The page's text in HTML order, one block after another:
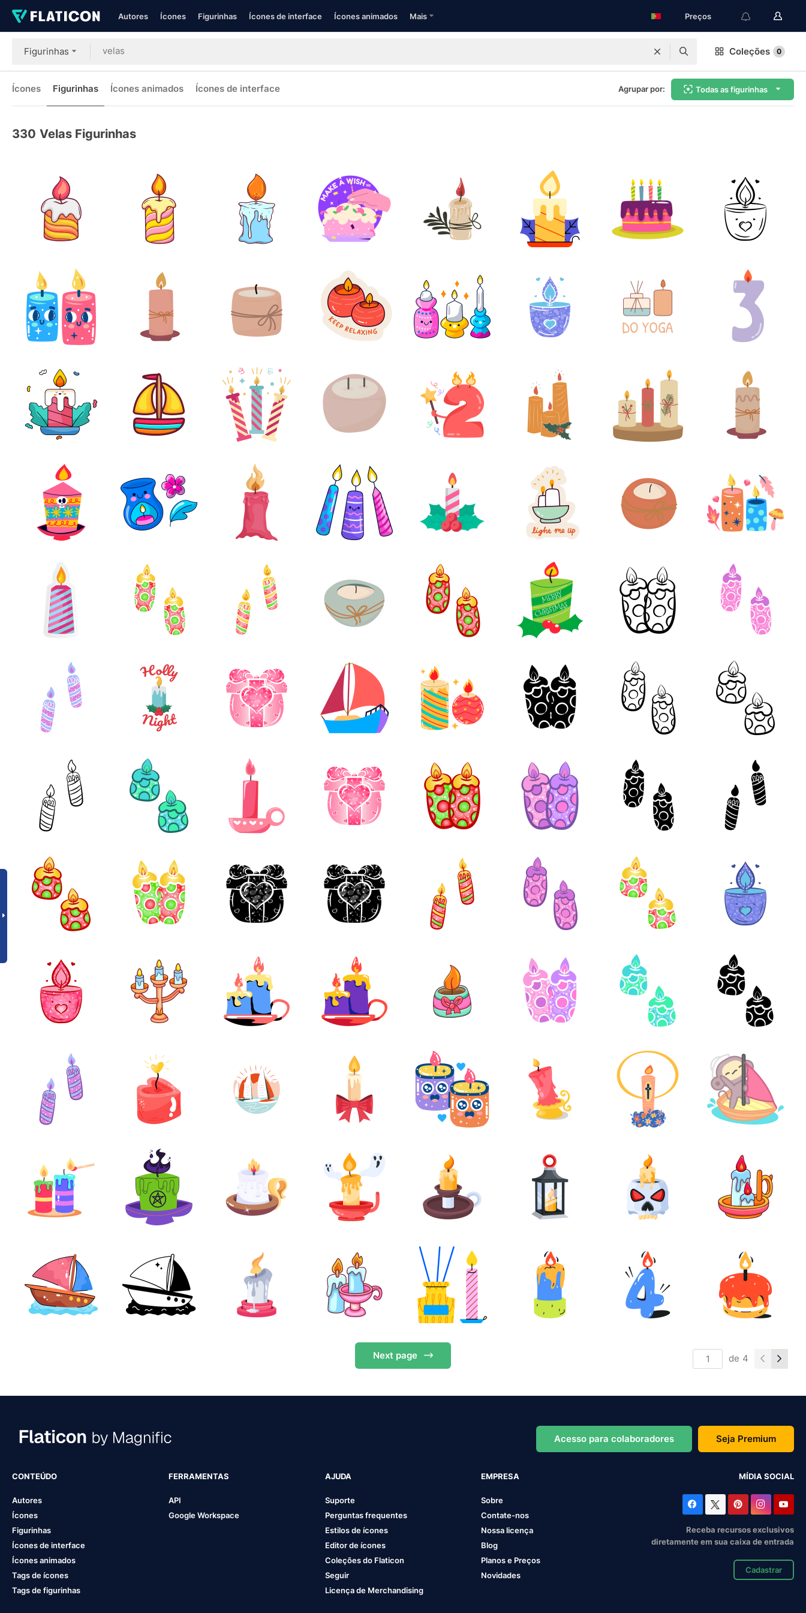
Autores Ícones Figurinhas Ícones de interface Ícones animados Mais Preços
Figurinhas Coleções 0
Ícones Figurinhas Ícones animados Ícones de interface Agrupar por: Todas as figurinhas
330 Velas Figurinhas
Next page de 4
Acesso para colaboradores Seja Premium
CONTEÚDO
Autores
Ícones
Figurinhas
Ícones de interface
Ícones animados
Tags de ícones
Tags de figurinhas
FERRAMENTAS
API
Google Workspace
AJUDA
Suporte
Perguntas frequentes
Estilos de ícones
Editor de ícones
Coleções do Flaticon
Seguir
Licença de Merchandising
EMPRESA
Sobre
Contate-nos
Nossa licença
Blog
Planos e Preços
Novidades
MÍDIA SOCIAL
Receba recursos exclusivos
diretamente em sua caixa de entrada
Cadastrar